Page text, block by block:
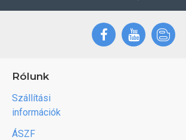
Rólunk
Szállítási
információk
ÁSZF